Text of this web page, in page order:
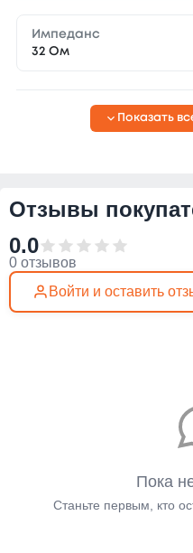
Импеданс
32 Ом
Показать
Отзывы
0.0
0 отзывов
Войти и оставить
Пока
Станьте первым, кто